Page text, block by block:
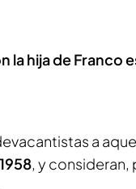
la hija de Franco
a
, y